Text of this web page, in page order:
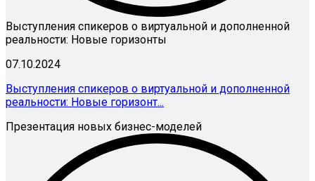
Выступления спикеров о виртуальной и дополненной
реальности: Новые горизонты
07.10.2024
Выступления спикеров о виртуальной и дополненной
реальности: Новые горизонт...
Презентация новых бизнес-моделей